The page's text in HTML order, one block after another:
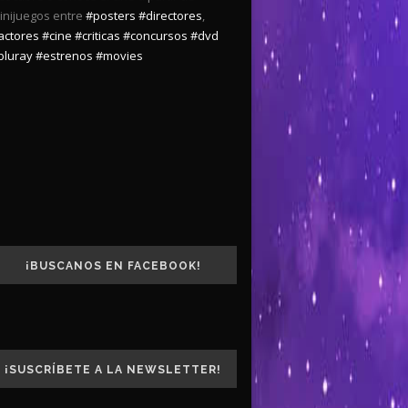
entre #posters #directores,
#cine #criticas #concursos #dvd
#estrenos #movies
¡BUSCANOS EN FACEBOOK!
¡SUSCRÍBETE A LA NEWSLETTER!